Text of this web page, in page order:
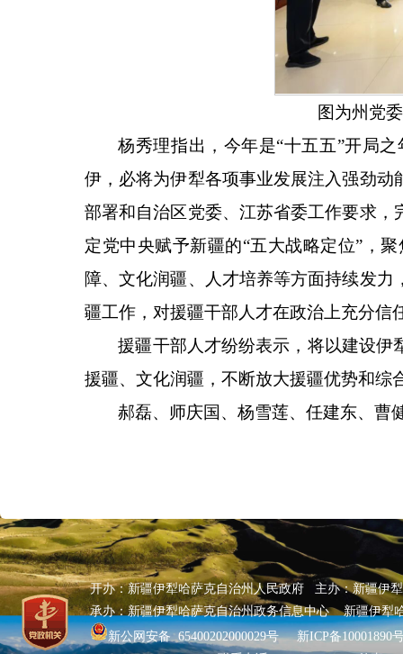
图为州党
杨秀理指出，今年是“十五五”开局
伊，必将为伊犁各项事业发展注入强劲
部署和自治区党委、江苏省委工作要求
定党中央赋予新疆的“五大战略定位”，
障、文化润疆、人才培养等方面持续发
疆工作，对援疆干部人才在政治上充分信
援疆干部人才纷纷表示，将以建设伊
援疆、文化润疆，不断放大援疆优势和综
郝磊、师庆国、杨雪莲、任建东、曹
开办：新疆伊犁哈萨克自治州人民政府 主办：新疆伊
承办：新疆伊犁哈萨克自治州政务信息中心 新疆伊犁
新公网安备 65400202000029号
新ICP备10001890